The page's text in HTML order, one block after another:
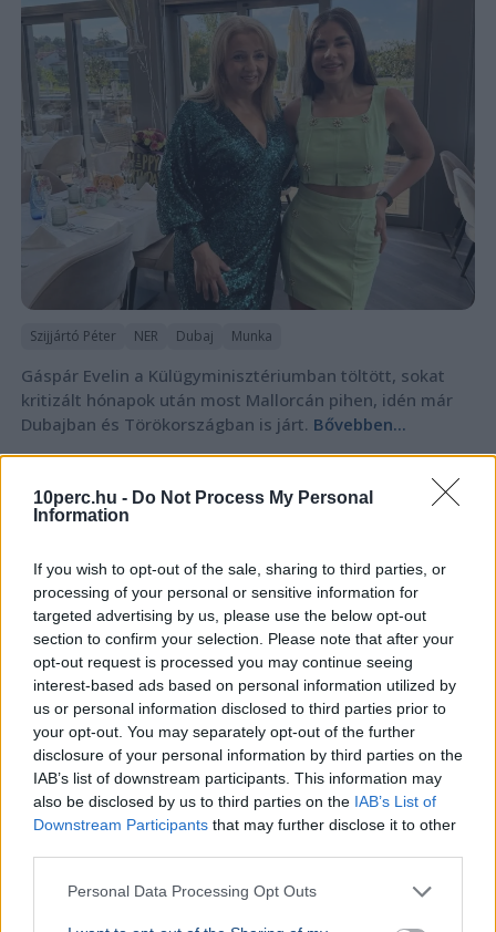
10perc.hu - Do Not Process My Personal
Information
If you wish to opt-out of the sale, sharing to third parties, or
processing of your personal or sensitive information for
targeted advertising by us, please use the below opt-out
section to confirm your selection. Please note that after your
opt-out request is processed you may continue seeing
interest-based ads based on personal information utilized by
us or personal information disclosed to third parties prior to
your opt-out. You may separately opt-out of the further
disclosure of your personal information by third parties on the
IAB’s list of downstream participants. This information may
also be disclosed by us to third parties on the IAB’s List of
Downstream Participants that may further disclose it to other
Personal Data Processing Opt Outs
Szijjártó Péter NER Dubaj Munka
Gáspár Evelin a Külügyminisztériumban töltött, sokat
kritizált hónapok után most Mallorcán pihen, idén már
Dubajban és Törökországban is járt. Bővebben...
Ajánljuk még
7,2 milliárdos luxusépületet vett volna az
Orbán-kormány Brüsszelben